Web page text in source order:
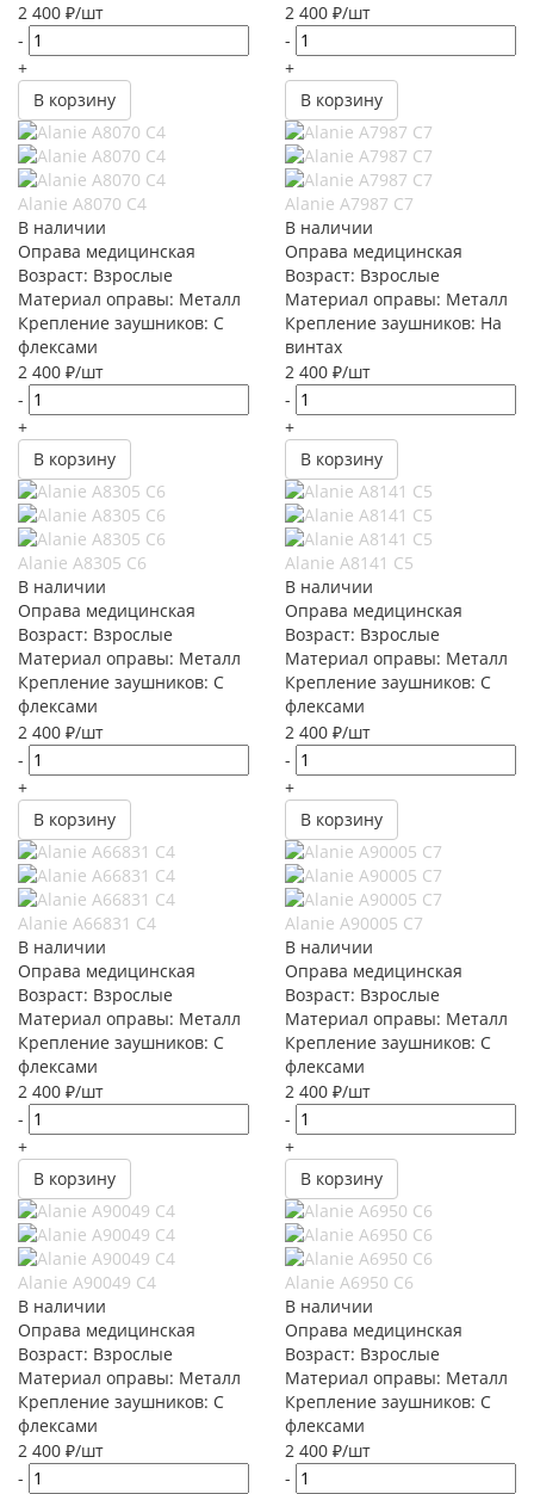
2 400 ₽/шт
-
+
В корзину
2 400 ₽/шт
-
+
В корзину
Alanie A8070 C4
В наличии
Оправа медицинская
Возраст: Взрослые
Материал оправы: Металл
Крепление заушников: С
флексами
2 400 ₽/шт
-
+
В корзину
Alanie A7987 C7
В наличии
Оправа медицинская
Возраст: Взрослые
Материал оправы: Металл
Крепление заушников: На
винтах
2 400 ₽/шт
-
+
В корзину
Alanie A8305 C6
В наличии
Оправа медицинская
Возраст: Взрослые
Материал оправы: Металл
Крепление заушников: С
флексами
2 400 ₽/шт
-
+
В корзину
Alanie A8141 C5
В наличии
Оправа медицинская
Возраст: Взрослые
Материал оправы: Металл
Крепление заушников: С
флексами
2 400 ₽/шт
-
+
В корзину
Alanie A66831 C4
В наличии
Оправа медицинская
Возраст: Взрослые
Материал оправы: Металл
Крепление заушников: С
флексами
2 400 ₽/шт
-
+
В корзину
Alanie A90005 C7
В наличии
Оправа медицинская
Возраст: Взрослые
Материал оправы: Металл
Крепление заушников: С
флексами
2 400 ₽/шт
-
+
В корзину
Alanie A90049 C4
В наличии
Оправа медицинская
Возраст: Взрослые
Материал оправы: Металл
Крепление заушников: С
флексами
2 400 ₽/шт
-
Alanie A6950 C6
В наличии
Оправа медицинская
Возраст: Взрослые
Материал оправы: Металл
Крепление заушников: С
флексами
2 400 ₽/шт
-